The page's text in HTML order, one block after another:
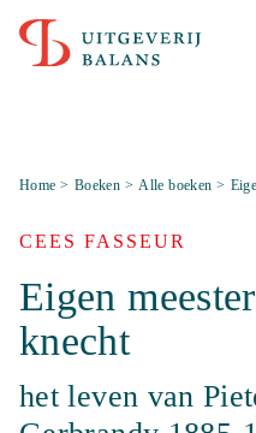
Home > Boeken > Alle boeken >
CEES FASSEUR
Eigen
knecht
het leven van